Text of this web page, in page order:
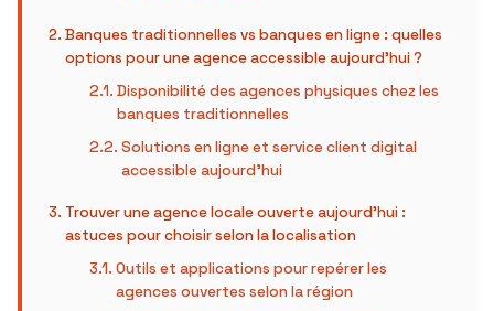
Banques traditionnelles vs banques en ligne : quelles
options pour une agence accessible aujourd’hui ?
Disponibilité des agences physiques chez les
banques traditionnelles
Solutions en ligne et service client digital
accessible aujourd’hui
Trouver une agence locale ouverte aujourd’hui :
astuces pour choisir selon la localisation
Outils et applications pour repérer les
agences ouvertes selon la région